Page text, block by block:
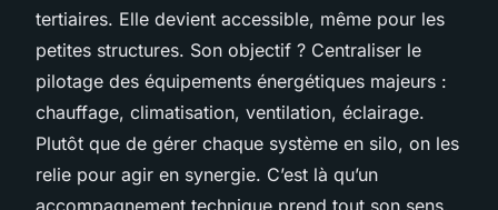
tertiaires. Elle devient accessible, même pour les
petites structures. Son objectif ? Centraliser le
pilotage des équipements énergétiques majeurs :
chauffage, climatisation, ventilation, éclairage.
Plutôt que de gérer chaque système en silo, on les
relie pour agir en synergie. C’est là qu’un
accompagnement technique prend tout son sens.